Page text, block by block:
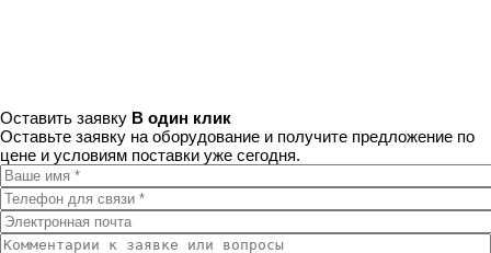
Оставить заявку В один клик
Оставьте заявку на оборудование и получите предложение по
цене и условиям поставки уже сегодня.
Ваше имя*
Телефон для связи
Электронная почта
Комментарии к заявке или вопросы